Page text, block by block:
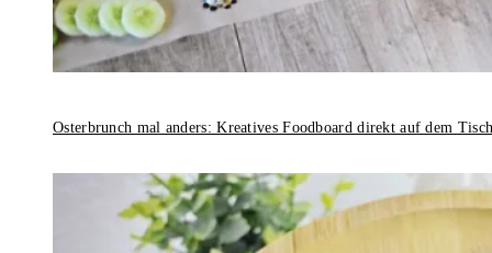
Osterbrunch mal anders: Kreatives Foodboard direkt auf dem